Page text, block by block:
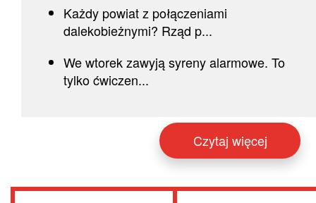
Każdy powiat z połączeniami
dalekobieżnymi? Rząd p...
We wtorek zawyją syreny alarmowe. To
tylko ćwiczen...
Czytaj więcej